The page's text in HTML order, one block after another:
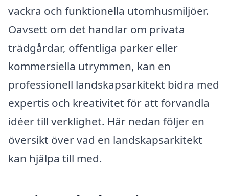
vackra och funktionella utomhusmiljöer.
Oavsett om det handlar om privata
trädgårdar, offentliga parker eller
kommersiella utrymmen, kan en
professionell landskapsarkitekt bidra med
expertis och kreativitet för att förvandla
idéer till verklighet. Här nedan följer en
översikt över vad en landskapsarkitekt
kan hjälpa till med.